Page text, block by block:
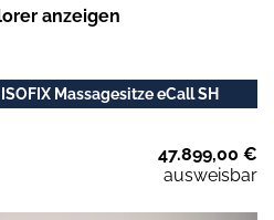
anzeigen
Massagesitze eCall SH
47.899,00 €
ausweisbar